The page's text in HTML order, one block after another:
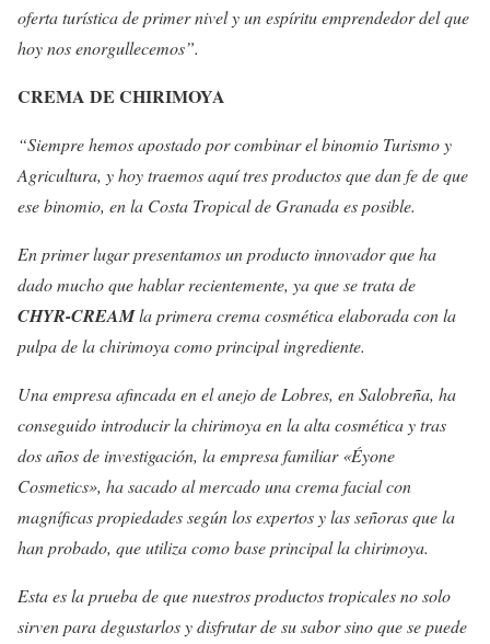
oferta turística de primer nivel y un espíritu emprendedor del que
hoy nos enorgullecemos”.
CREMA DE CHIRIMOYA
“Siempre hemos apostado por combinar el binomio Turismo y
Agricultura, y hoy traemos aquí tres productos que dan fe de que
ese binomio, en la Costa Tropical de Granada es posible.
En primer lugar presentamos un producto innovador que ha
dado mucho que hablar recientemente, ya que se trata de
CHYR-CREAMla primera crema cosmética elaborada con la
pulpa de la chirimoya como principal ingrediente.
Una empresa afincada en el anejo de Lobres, en Salobreña, ha
conseguido introducir la chirimoya en la alta cosmética y tras
dos años de investigación, la empresa familiar «Éyone
Cosmetics», ha sacado al mercado una crema facial con
magníficas propiedades según los expertos y las señoras que la
han probado, que utiliza como base principal la chirimoya.
Esta es la prueba de que nuestros productos tropicales no solo
sirven para degustarlos y disfrutar de su sabor sino que se puede